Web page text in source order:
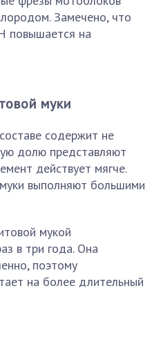
Замечено, что
повышается на
муки
содержит не
долю представляют
действует мягче.
выполняют большими
мукой
в три года. Она
поэтому
на более длительный